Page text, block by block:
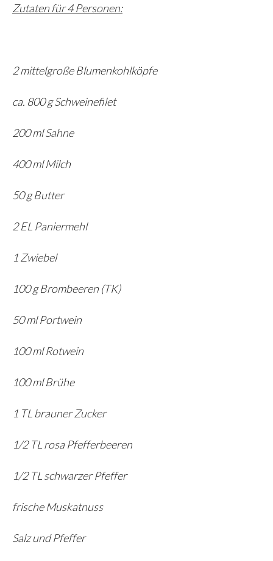
Zutaten für 4 Personen:
2 mittelgroße Blumenkohlköpfe
ca. 800 g Schweinefilet
200 ml Sahne
400 ml Milch
50 g Butter
2 EL Paniermehl
1 Zwiebel
100 g Brombeeren (TK)
50 ml Portwein
100 ml Rotwein
100 ml Brühe
1 TL brauner Zucker
1/2 TL rosa Pfefferbeeren
1/2 TL schwarzer Pfeffer
frische Muskatnuss
Salz und Pfeffer